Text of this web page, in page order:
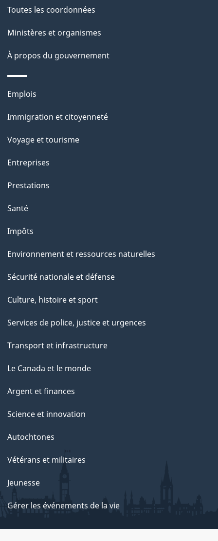
p
a
g
e
Toutes les coordonnées
Ministères et organismes
À propos du gouvernement
Thèmes
sujets
Emplois
Immigration et citoyenneté
Voyage et tourisme
Entreprises
Prestations
Santé
Impôts
Environnement et ressources naturelles
Sécurité nationale et défense
Culture, histoire et sport
Services de police, justice et urgences
Transport et infrastructure
Le Canada et le monde
Argent et finances
Science et innovation
Autochtones
Vétérans et militaires
Jeunesse
Gérer les événements de la vie